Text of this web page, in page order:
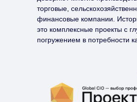
торговые,
финансовые компании.
это комплексные проекты с
погружением в потребности